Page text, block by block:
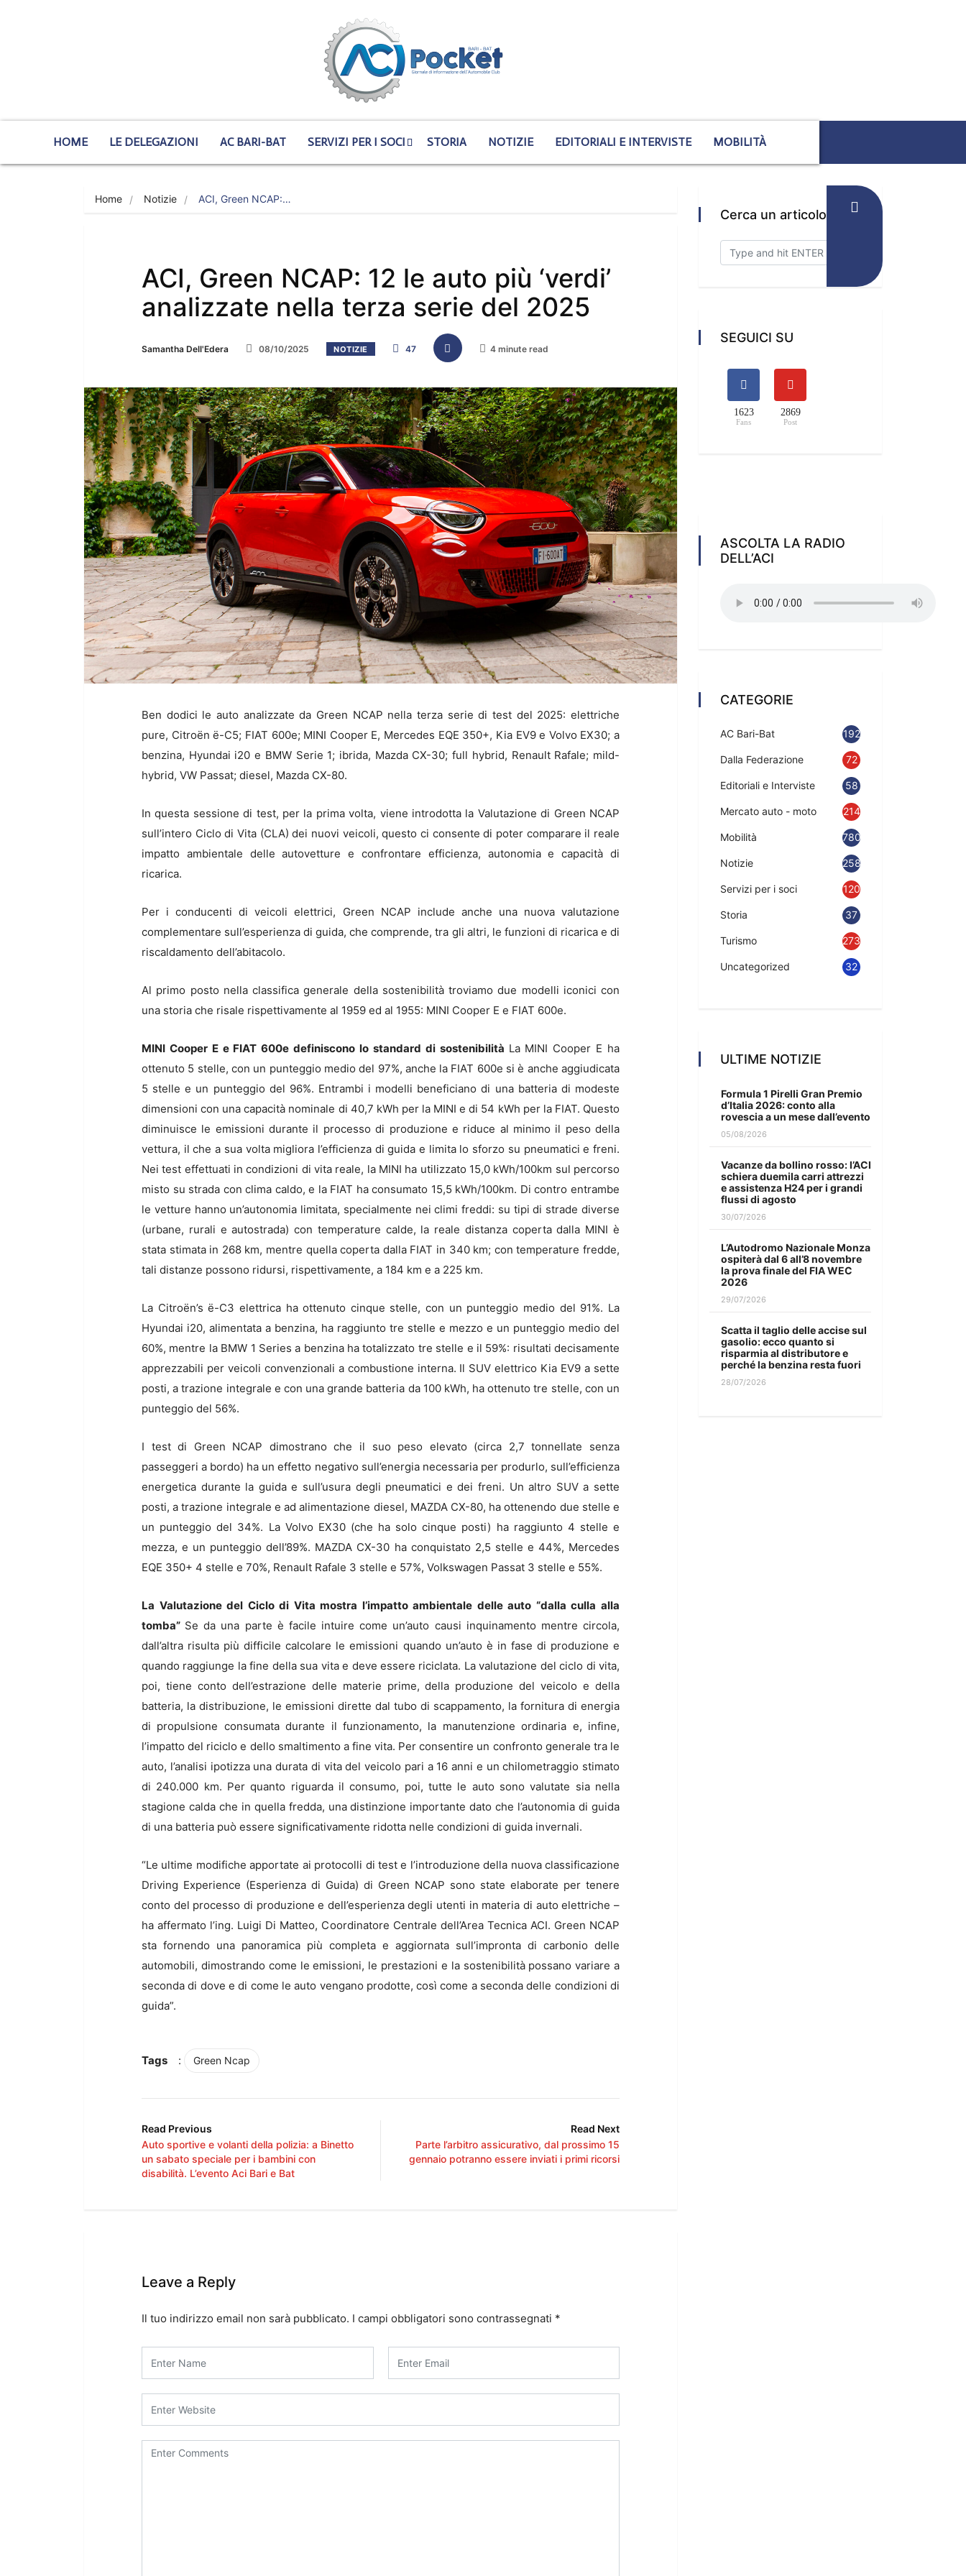
HOME LE DELEGAZIONI AC BARI-BAT SERVIZI PER I SOCI STORIA NOTIZIE EDITORIALI E INTERVISTE MOBILITÀ
Home Notizie ACI, Green NCAP:…
ACI, Green NCAP: 12 le auto più ‘verdi’
analizzate nella terza serie del 2025
Samantha Dell'Edera 08/10/2025 NOTIZIE 47 4 minute read
Ben dodici le auto analizzate da Green NCAP nella terza serie di test del 2025: elettriche
pure, Citroën ë-C5; FIAT 600e; MINI Cooper E, Mercedes EQE 350+, Kia EV9 e Volvo EX30; a
benzina, Hyundai i20 e BMW Serie 1; ibrida, Mazda CX-30; full hybrid, Renault Rafale; mild-
hybrid, VW Passat; diesel, Mazda CX-80.
In questa sessione di test, per la prima volta, viene introdotta la Valutazione di Green NCAP
sull’intero Ciclo di Vita (CLA) dei nuovi veicoli, questo ci consente di poter comparare il reale
impatto ambientale delle autovetture e confrontare efficienza, autonomia e capacità di
ricarica.
Per i conducenti di veicoli elettrici, Green NCAP include anche una nuova valutazione
complementare sull’esperienza di guida, che comprende, tra gli altri, le funzioni di ricarica e di
riscaldamento dell’abitacolo.
Al primo posto nella classifica generale della sostenibilità troviamo due modelli iconici con
una storia che risale rispettivamente al 1959 ed al 1955: MINI Cooper E e FIAT 600e.
MINI Cooper E e FIAT 600e definiscono lo standard di sostenibilità La MINI Cooper E ha
ottenuto 5 stelle, con un punteggio medio del 97%, anche la FIAT 600e si è anche aggiudicata
5 stelle e un punteggio del 96%. Entrambi i modelli beneficiano di una batteria di modeste
dimensioni con una capacità nominale di 40,7 kWh per la MINI e di 54 kWh per la FIAT. Questo
diminuisce le emissioni durante il processo di produzione e riduce al minimo il peso della
vettura, il che a sua volta migliora l’efficienza di guida e limita lo sforzo su pneumatici e freni.
Nei test effettuati in condizioni di vita reale, la MINI ha utilizzato 15,0 kWh/100km sul percorso
misto su strada con clima caldo, e la FIAT ha consumato 15,5 kWh/100km. Di contro entrambe
le vetture hanno un’autonomia limitata, specialmente nei climi freddi: su tipi di strade diverse
(urbane, rurali e autostrada) con temperature calde, la reale distanza coperta dalla MINI è
stata stimata in 268 km, mentre quella coperta dalla FIAT in 340 km; con temperature fredde,
tali distanze possono ridursi, rispettivamente, a 184 km e a 225 km.
La Citroën’s ë-C3 elettrica ha ottenuto cinque stelle, con un punteggio medio del 91%. La
Hyundai i20, alimentata a benzina, ha raggiunto tre stelle e mezzo e un punteggio medio del
60%, mentre la BMW 1 Series a benzina ha totalizzato tre stelle e il 59%: risultati decisamente
apprezzabili per veicoli convenzionali a combustione interna. Il SUV elettrico Kia EV9 a sette
posti, a trazione integrale e con una grande batteria da 100 kWh, ha ottenuto tre stelle, con un
punteggio del 56%.
I test di Green NCAP dimostrano che il suo peso elevato (circa 2,7 tonnellate senza
passeggeri a bordo) ha un effetto negativo sull’energia necessaria per produrlo, sull’efficienza
energetica durante la guida e sull’usura degli pneumatici e dei freni. Un altro SUV a sette
posti, a trazione integrale e ad alimentazione diesel, MAZDA CX-80, ha ottenendo due stelle e
un punteggio del 34%. La Volvo EX30 (che ha solo cinque posti) ha raggiunto 4 stelle e
mezza, e un punteggio dell’89%. MAZDA CX-30 ha conquistato 2,5 stelle e 44%, Mercedes
EQE 350+ 4 stelle e 70%, Renault Rafale 3 stelle e 57%, Volkswagen Passat 3 stelle e 55%.
La Valutazione del Ciclo di Vita mostra l’impatto ambientale delle auto “dalla culla alla
tomba” Se da una parte è facile intuire come un’auto causi inquinamento mentre circola,
dall’altra risulta più difficile calcolare le emissioni quando un’auto è in fase di produzione e
quando raggiunge la fine della sua vita e deve essere riciclata. La valutazione del ciclo di vita,
poi, tiene conto dell’estrazione delle materie prime, della produzione del veicolo e della
batteria, la distribuzione, le emissioni dirette dal tubo di scappamento, la fornitura di energia
di propulsione consumata durante il funzionamento, la manutenzione ordinaria e, infine,
l’impatto del riciclo e dello smaltimento a fine vita. Per consentire un confronto generale tra le
auto, l’analisi ipotizza una durata di vita del veicolo pari a 16 anni e un chilometraggio stimato
di 240.000 km. Per quanto riguarda il consumo, poi, tutte le auto sono valutate sia nella
stagione calda che in quella fredda, una distinzione importante dato che l’autonomia di guida
di una batteria può essere significativamente ridotta nelle condizioni di guida invernali.
“Le ultime modifiche apportate ai protocolli di test e l’introduzione della nuova classificazione
Driving Experience (Esperienza di Guida) di Green NCAP sono state elaborate per tenere
conto del processo di produzione e dell’esperienza degli utenti in materia di auto elettriche –
ha affermato l’ing. Luigi Di Matteo, Coordinatore Centrale dell’Area Tecnica ACI. Green NCAP
sta fornendo una panoramica più completa e aggiornata sull’impronta di carbonio delle
automobili, dimostrando come le emissioni, le prestazioni e la sostenibilità possano variare a
seconda di dove e di come le auto vengano prodotte, così come a seconda delle condizioni di
guida”.
Tags : Green Ncap
Read Previous
Auto sportive e volanti della polizia: a Binetto
un sabato speciale per i bambini con
disabilità. L’evento Aci Bari e Bat
Read Next
Parte l’arbitro assicurativo, dal prossimo 15
gennaio potranno essere inviati i primi ricorsi
Leave a Reply
Il tuo indirizzo email non sarà pubblicato. I campi obbligatori sono contrassegnati *
Cerca un articolo
SEGUICI SU
1623
Fans
2869
Post
ASCOLTA LA RADIO
DELL’ACI
CATEGORIE
AC Bari-Bat 192
Dalla Federazione 72
Editoriali e Interviste 58
Mercato auto - moto 214
Mobilità 780
Notizie 2583
Servizi per i soci 120
Storia 37
Turismo 273
Uncategorized 32
ULTIME NOTIZIE
Formula 1 Pirelli Gran Premio
d’Italia 2026: conto alla
rovescia a un mese dall’evento
05/08/2026
Vacanze da bollino rosso: l’ACI
schiera duemila carri attrezzi
e assistenza H24 per i grandi
flussi di agosto
30/07/2026
L’Autodromo Nazionale Monza
ospiterà dal 6 all’8 novembre
la prova finale del FIA WEC
2026
29/07/2026
Scatta il taglio delle accise sul
gasolio: ecco quanto si
risparmia al distributore e
perché la benzina resta fuori
28/07/2026